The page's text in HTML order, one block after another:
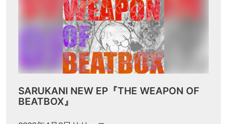
SARUKANI NEW EP『THE WEAPON OF
BEATBOX』